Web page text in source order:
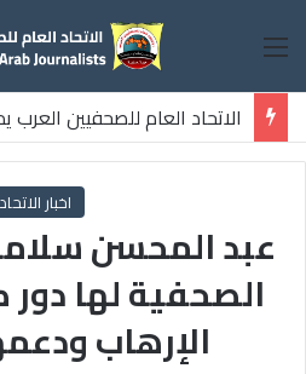
القائمة
الاتحاد العام للصحفيين
ثلاثة صحفيين فلسطينيين
اخبار الاتحاد
عبد المحسن
الصحفية لها دور
الإرهاب